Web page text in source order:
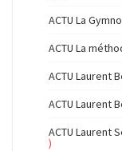
ACTU La
ACTU La
ACTU Laurent
ACTU Laurent
ACTU Laurent
)